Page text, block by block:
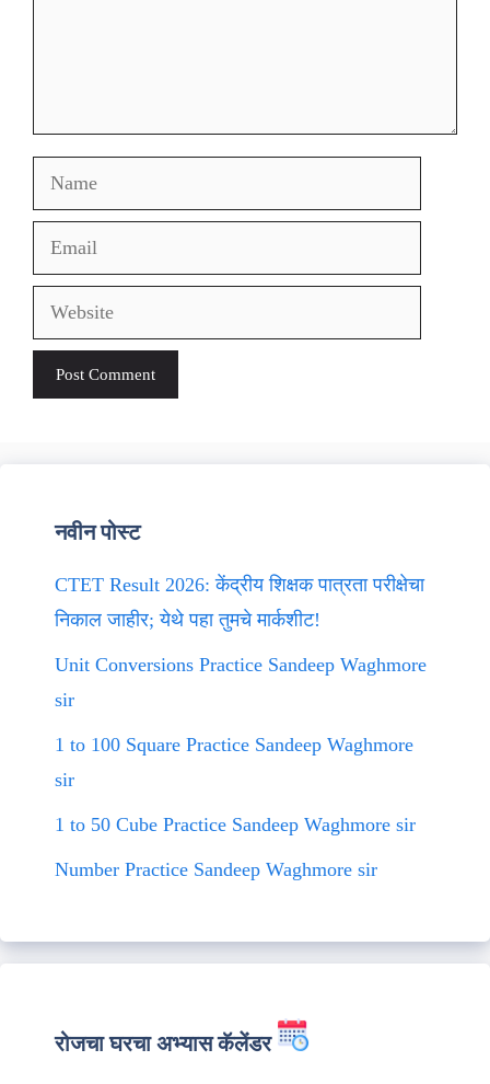
Name
Email
Website
नवीन पोस्ट
CTET Result 2026: केंद्रीय शिक्षक पात्रता परीक्षेचा
निकाल जाहीर; येथे पहा तुमचे मार्कशीट!
Unit Conversions Practice Sandeep Waghmore
sir
1 to 100 Square Practice Sandeep Waghmore
sir
1 to 50 Cube Practice Sandeep Waghmore sir
Number Practice Sandeep Waghmore sir
रोजचा घरचा अभ्यास कॅलेंडर